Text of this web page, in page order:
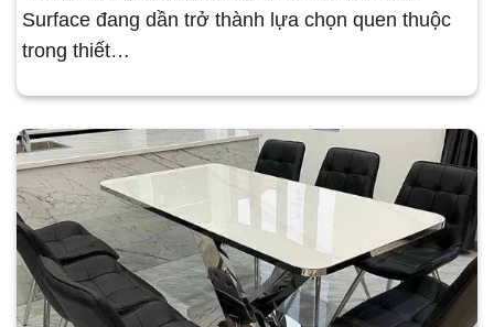
Surface đang dần trở thành lựa chọn quen thuộc
trong thiết…